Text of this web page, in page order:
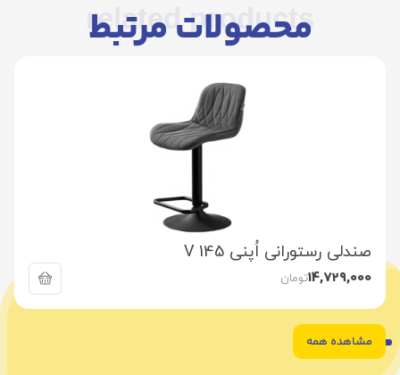
related products
محصولات مرتبط
صندلی رستورانی اُپنی V 145
14,729,000تومان
1
2
3
4 مشاهده همه